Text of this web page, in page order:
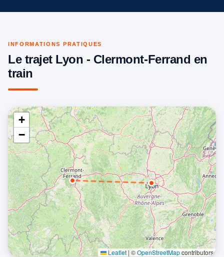
INFORMATIONS PRATIQUES
Le trajet Lyon - Clermont-Ferrand en
train
+
−
Leaflet | ©OpenStreetMapcontributors